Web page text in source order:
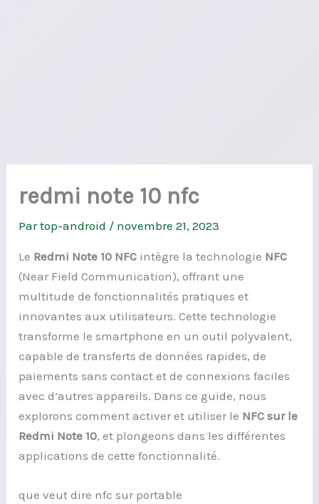
redmi note 10 nfc
Partop-android / novembre 21, 2023
Le Redmi Note 10 NFC intègre la technologie NFC
(Near Field Communication), offrant une
multitude de fonctionnalités pratiques et
innovantes aux utilisateurs. Cette technologie
transforme le smartphone en un outil polyvalent,
capable de transferts de données rapides, de
paiements sans contact et de connexions faciles
avec d’autres appareils. Dans ce guide, nous
explorons comment activer et utiliser le NFC sur le
Redmi Note 10, et plongeons dans les différentes
applications de cette fonctionnalité.
que veut dire nfc sur portable